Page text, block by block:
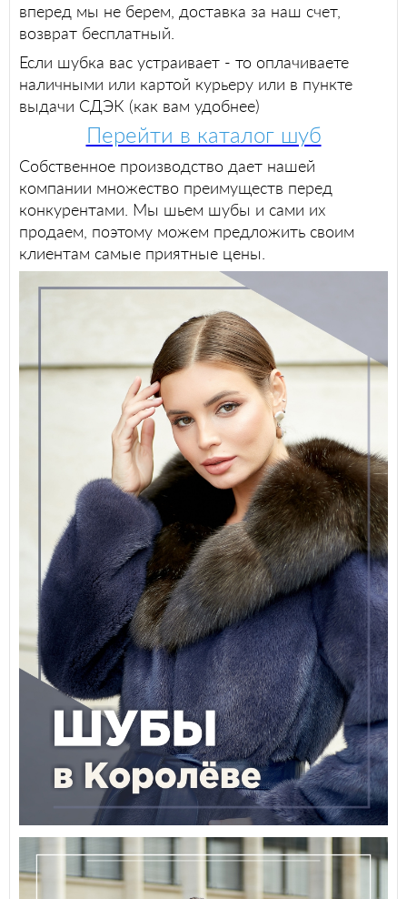
вперед мы не берем, доставка за наш счет,
возврат бесплатный.
Если шубка вас устраивает - то оплачиваете
наличными или картой курьеру или в пункте
выдачи СДЭК (как вам удобнее)
Перейти в каталог шуб
Собственное производство дает нашей
компании множество преимуществ перед
конкурентами. Мы шьем шубы и сами их
продаем, поэтому можем предложить своим
клиентам самые приятные цены.